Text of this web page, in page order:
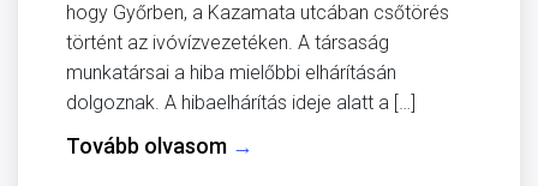
hogy Győrben, a Kazamata utcában csőtörés
történt az ivóvízvezetéken. A társaság
munkatársai a hiba mielőbbi elhárításán
dolgoznak. A hibaelhárítás ideje alatt a […]
Tovább olvasom →